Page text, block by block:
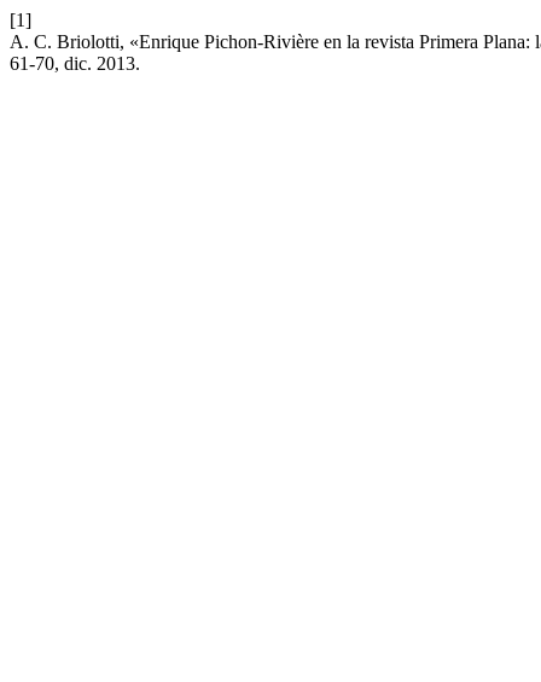
[1]
A. C. Briolotti, «Enrique Pichon-Rivière en la revista Primera Plana:
61-70, dic. 2013.